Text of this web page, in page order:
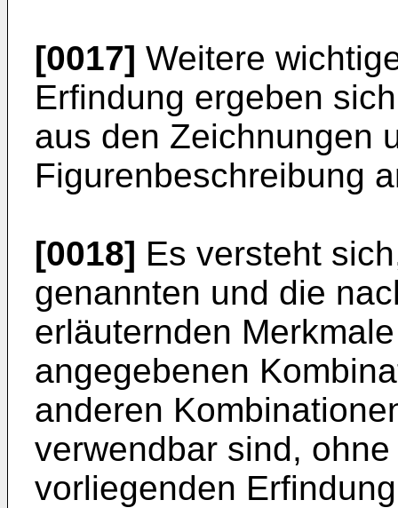
[0017] Weitere
Erfindung ergeben
aus den Zeichnungen
Figurenbeschreibung
[0018] Es versteht
genannten und die
erläuternden
angegebenen
anderen
verwendbar sind,
vorliegenden